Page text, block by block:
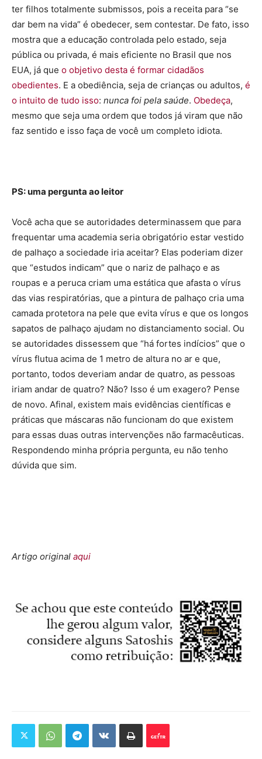
ter filhos totalmente submissos, pois a receita para “se
dar bem na vida” é obedecer, sem contestar. De fato, isso
mostra que a educação controlada pelo estado, seja
pública ou privada, é mais eficiente no Brasil que nos
EUA, já que o objetivo desta é formar cidadãos
obedientes. E a obediência, seja de crianças ou adultos, é
o intuito de tudo isso: nunca foi pela saúde. Obedeça,
mesmo que seja uma ordem que todos já viram que não
faz sentido e isso faça de você um completo idiota.
PS: uma pergunta ao leitor
Você acha que se autoridades determinassem que para
frequentar uma academia seria obrigatório estar vestido
de palhaço a sociedade iria aceitar? Elas poderiam dizer
que “estudos indicam” que o nariz de palhaço e as
roupas e a peruca criam uma estática que afasta o vírus
das vias respiratórias, que a pintura de palhaço cria uma
camada protetora na pele que evita vírus e que os longos
sapatos de palhaço ajudam no distanciamento social. Ou
se autoridades dissessem que “há fortes indícios” que o
vírus flutua acima de 1 metro de altura no ar e que,
portanto, todos deveriam andar de quatro, as pessoas
iriam andar de quatro? Não? Isso é um exagero? Pense
de novo. Afinal, existem mais evidências científicas e
práticas que máscaras não funcionam do que existem
para essas duas outras intervenções não farmacêuticas.
Respondendo minha própria pergunta, eu não tenho
dúvida que sim.
Artigo original aqui